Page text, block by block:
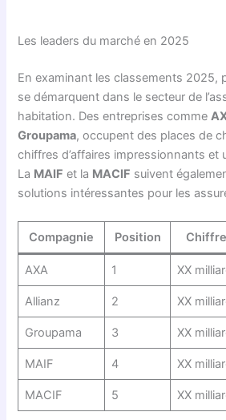
Les leaders du marché en 2025
En examinant les classements 2025,
se démarquent dans le secteur de
habitation. Des entreprises comme
Groupama, occupent des places de
chiffres d’affaires impressionnants et
La MAIF et la MACIF suivent
solutions intéressantes pour les
Compagnie Position
AXA 1 XX
Allianz 2 XX
Groupama 3 XX
MAIF 4 XX
MACIF 5 XX